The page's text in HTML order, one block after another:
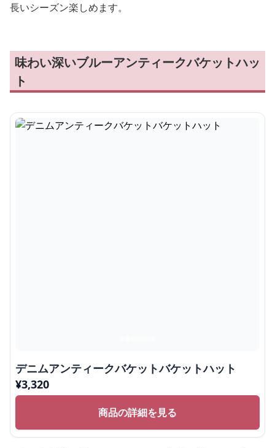
長いシーズン楽しめます。
味わい深いブルーアンティークバケットハッ
ト
デニムアンティークバケットバケットハット
¥3,320
商品の詳細を見る